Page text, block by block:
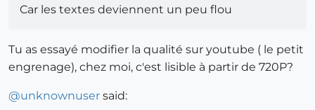
Car les textes deviennent un peu flou
Tu as essayé modifier la qualité sur youtube ( le petit
engrenage), chez moi, c'est lisible à partir de 720P?
@unknownuser said: